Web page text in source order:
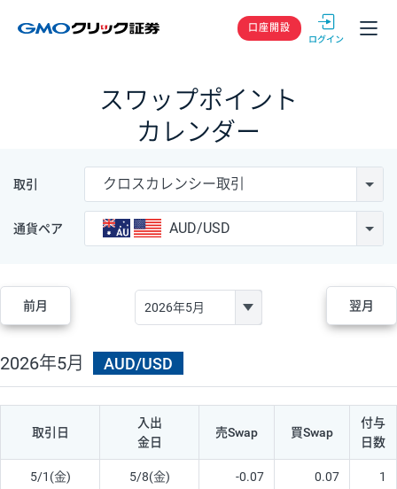
GMOクリック
口座開設
スワップポイント
カレンダー
取引 クロスカレンシー取引
通貨ペア AUD/USD
前月 翌月
2026年5月 AUD/USD
取引日
入出
金日
売Swap 買Swap
付与
日数
5/1(金) 5/8(金) -0.07 0.07 1